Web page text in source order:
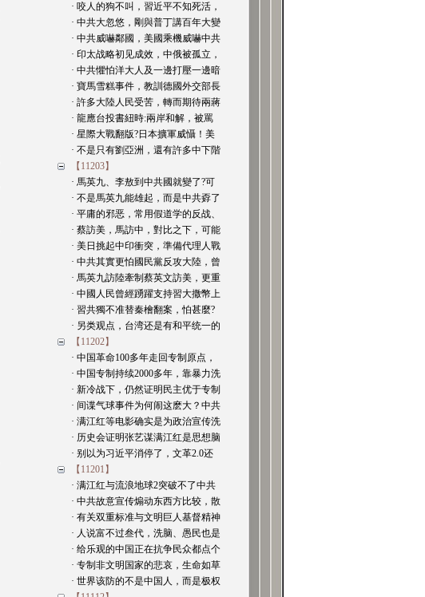
· 咬人的狗不叫，習近平不知死活，
· 中共大忽悠，剛與普丁講百年大變
· 中共威嚇鄰國，美國乘機威嚇中共
· 印太战略初见成效，中俄被孤立，
· 中共懼怕洋大人及一邊打壓一邊暗
· 寶馬雪糕事件，教訓德國外交部長
· 許多大陸人民受苦，轉而期待兩蔣
· 龍應台投書紐時:兩岸和解，被罵
· 星際大戰翻版?日本擴軍威懾！美
· 不是只有劉亞洲，還有許多中下階
【11203】
· 馬英九、李敖到中共國就變了?可
· 不是馬英九能雄起，而是中共孬了
· 平庸的邪恶，常用假道学的反战、
· 蔡訪美，馬訪中，對比之下，可能
· 美日挑起中印衝突，準備代理人戰
· 中共其實更怕國民黨反攻大陸，曾
· 馬英九訪陸牽制蔡英文訪美，更重
· 中國人民曾經踴躍支持習大撒幣上
· 習共獨不准替秦檜翻案，怕甚麼?
· 另类观点，台湾还是有和平统一的
【11202】
· 中国革命100多年走回专制原点，
· 中国专制持续2000多年，靠暴力洗
· 新冷战下，仍然证明民主优于专制
· 间谍气球事件为何闹这麽大？中共
· 满江红等电影确实是为政治宣传洗
· 历史会证明张艺谋满江红是思想脑
· 别以为习近平消停了，文革2.0还
【11201】
· 满江红与流浪地球2突破不了中共
· 中共故意宣传煽动东西方比较，散
· 有关双重标准与文明巨人基督精神
· 人说富不过叁代，洗脑、愚民也是
· 给乐观的中国正在抗争民众都点个
· 专制非文明国家的悲哀，生命如草
· 世界该防的不是中国人，而是极权